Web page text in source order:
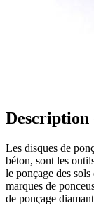
Les disques de
béton, sont les
le ponçage des
marques de
de ponçage